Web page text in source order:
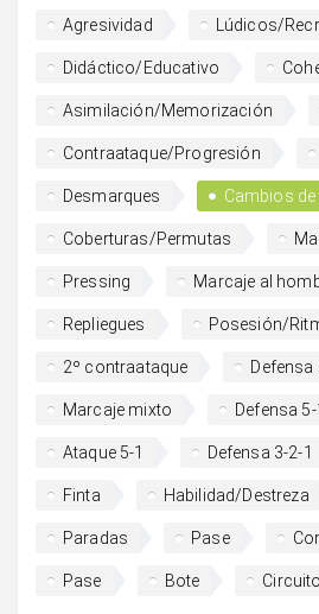
Agresividad Lúdicos/
Didáctico/Educativo
Asimilación/Memorización
Contraataque/Progresión
Desmarques Cambios
Coberturas/Permutas
Pressing Marcaje al
Repliegues Posesión/
2º contraataque Defensa
Marcaje mixto Defensa 5-
Ataque 5-1 Defensa 3-2-1
Finta Habilidad/Destreza
Paradas Pase
Pase Bote